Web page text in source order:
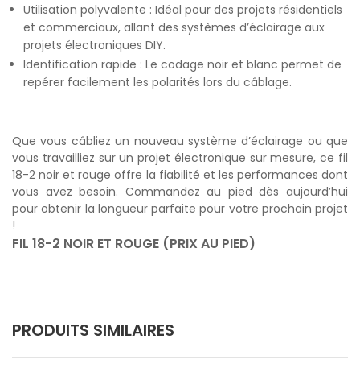
Utilisation polyvalente : Idéal pour des projets résidentiels
et commerciaux, allant des systèmes d’éclairage aux
projets électroniques DIY.
Identification rapide : Le codage noir et blanc permet de
repérer facilement les polarités lors du câblage.
Que vous câbliez un nouveau système d’éclairage ou que
vous travailliez sur un projet électronique sur mesure, ce fil
18-2 noir et rouge offre la fiabilité et les performances dont
vous avez besoin. Commandez au pied dès aujourd’hui
pour obtenir la longueur parfaite pour votre prochain projet
!
FIL 18-2 NOIR ET ROUGE (PRIX AU PIED)
PRODUITS SIMILAIRES